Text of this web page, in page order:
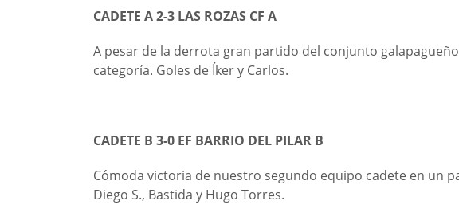
CADETE A 2-3 LAS ROZAS CF A
A pesar de la derrota gran partido del conjunto
categoría. Goles de Íker y Carlos.
CADETE B 3-0 EF BARRIO DEL PILAR B
Cómoda victoria de nuestro segundo equipo cadete en un
Diego S., Bastida y Hugo Torres.